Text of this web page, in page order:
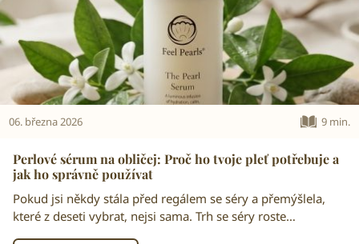
06. března 2026 9 min.
Perlové sérum na obličej: Proč ho tvoje pleť potřebuje a
jak ho správně používat
Pokud jsi někdy stála před regálem se séry a přemýšlela,
které z deseti vybrat, nejsi sama. Trh se séry roste…